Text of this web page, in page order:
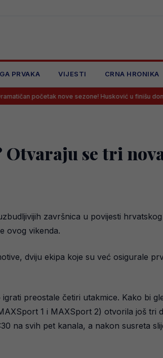
PRVAKA VIJESTI CRNA HRONIKA
nove sezone! Husković u finišu donio pobjedu
se tri
završnica u povijesti
ovog vikenda.
dviju ekipa koje su već osigurale
preostale četiri utakmice. Kako bi
1 i MAXSport 2) otvorila još tri
na svih pet kanala, a nakon susreta